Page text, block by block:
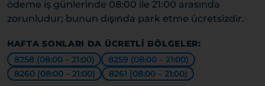
ödeme iş günlerinde 08:00 ile 21:00 arasında
zorunludur; bunun dışında park etme ücretsizdir.
HAFTA SONLARI DA ÜCRETLI BÖLGELER:
8258 (08:00 – 21:00)
8259 (08:00 – 21:00)
8260 (08:00 – 21:00)
8261 (08:00 – 21:00)